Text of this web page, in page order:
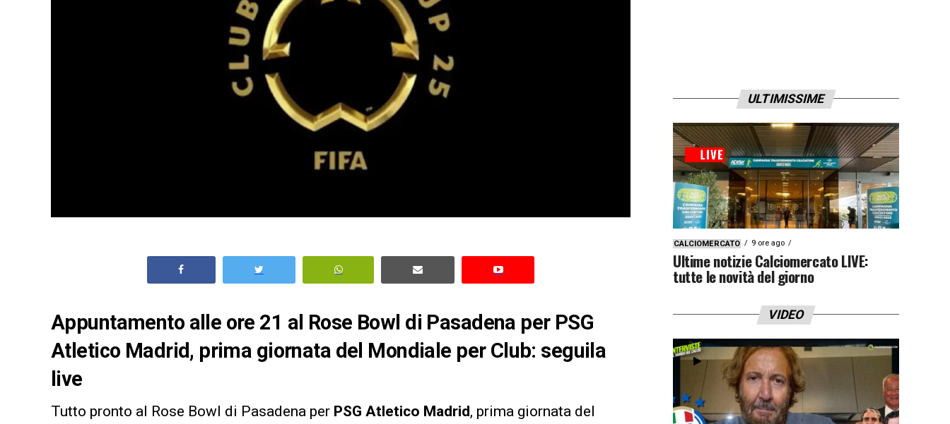
Appuntamento alle ore 21 al Rose Bowl di Pasadena per PSG
Atletico Madrid, prima giornata del Mondiale per Club: seguila
live
Tutto pronto al Rose Bowl di Pasadena per PSG Atletico Madrid, prima giornata del
ULTIMISSIME
CALCIOMERCATO 9 ore ago
Ultime notizie Calciomercato LIVE:
tutte le novità del giorno
VIDEO